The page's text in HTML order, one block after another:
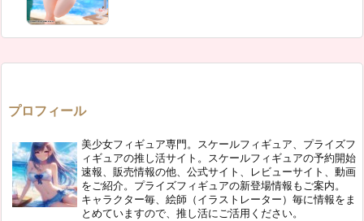
プロフィール
美少女フィギュア専門。スケールフィギュア、プライズフ
ィギュアの推し活サイト。スケールフィギュアの予約開始
速報、販売情報の他、公式サイト、レビューサイト、動画
をご紹介。プライズフィギュアの新登場情報もご案内。
キャラクター毎、絵師（イラストレーター）毎に情報をま
とめていますので、推し活にご活用ください。